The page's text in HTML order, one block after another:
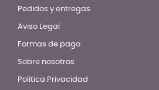
Pedidos y entregas
Aviso Legal
Formas de pago
Sobre nosotros
Política Privacidad